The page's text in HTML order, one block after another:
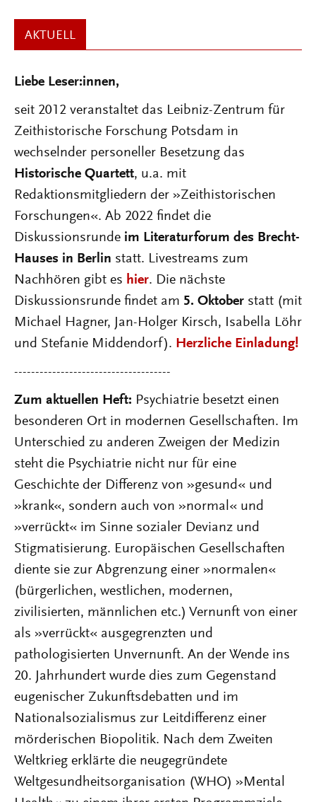
AKTUELL
Liebe Leser:innen,
seit 2012 veranstaltet das Leibniz-Zentrum für
Zeithistorische Forschung Potsdam in
wechselnder personeller Besetzung das
Historische Quartett, u.a. mit
Redaktionsmitgliedern der »Zeithistorischen
Forschungen«. Ab 2022 findet die
Diskussionsrunde im Literaturforum des Brecht-
Hauses in Berlin statt. Livestreams zum
Nachhören gibt es hier. Die nächste
Diskussionsrunde findet am 5. Oktober statt (mit
Michael Hagner, Jan-Holger Kirsch, Isabella Löhr
und Stefanie Middendorf). Herzliche Einladung!
-------------------------------------
Zum aktuellen Heft: Psychiatrie besetzt einen
besonderen Ort in modernen Gesellschaften. Im
Unterschied zu anderen Zweigen der Medizin
steht die Psychiatrie nicht nur für eine
Geschichte der Differenz von »gesund« und
»krank«, sondern auch von »normal« und
»verrückt« im Sinne sozialer Devianz und
Stigmatisierung. Europäischen Gesellschaften
diente sie zur Abgrenzung einer »normalen«
(bürgerlichen, westlichen, modernen,
zivilisierten, männlichen etc.) Vernunft von einer
als »verrückt« ausgegrenzten und
pathologisierten Unvernunft. An der Wende ins
20. Jahrhundert wurde dies zum Gegenstand
eugenischer Zukunftsdebatten und im
Nationalsozialismus zur Leitdifferenz einer
mörderischen Biopolitik. Nach dem Zweiten
Weltkrieg erklärte die neugegründete
Weltgesundheitsorganisation (WHO) »Mental